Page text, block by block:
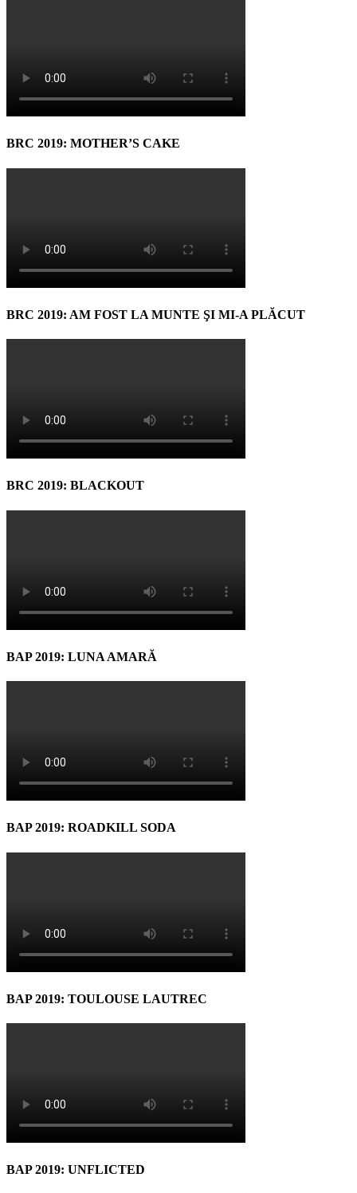
BRC 2019: MOTHER’S CAKE
BRC 2019: AM FOST LA MUNTE ŞI MI-A PLĂCUT
BRC 2019: BLACKOUT
BAP 2019: LUNA AMARĂ
BAP 2019: ROADKILL SODA
BAP 2019: TOULOUSE LAUTREC
BAP 2019: UNFLICTED